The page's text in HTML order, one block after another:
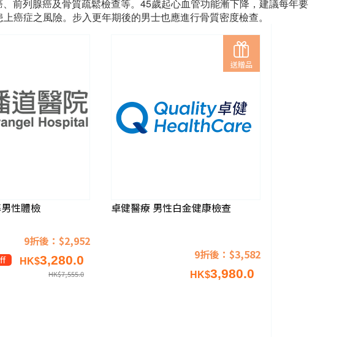
前列腺癌及骨質疏鬆檢查等。45歲起心血管功能漸下降，建議每年要
癌症之風險。步入更年期後的男士也應進行骨質密度檢查。
性體檢
9折後：$2,952
HK$3,280.0
HK$7,555.0
送贈品
卓健醫療 男性白金健康檢查
9折後：$3,582
HK$3,980.0